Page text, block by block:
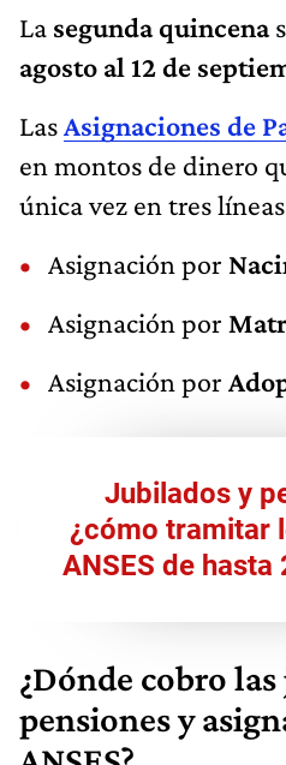
La segunda quincena
agosto al 12 de
LasAsignaciones de
en montos de dinero
única vez en tres
Asignación por
Asignación por
Asignación por
Jubilados y
¿cómo tramitar
ANSES de
¿Dónde cobro
pensiones y